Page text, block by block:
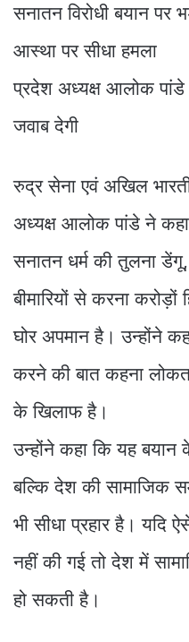
सनातन विरोधी बयान
आस्था पर सीधा हमला
प्रदेश अध्यक्ष आलोक
जवाब देगी
रुद्र सेना एवं अखिल
अध्यक्ष आलोक पांडे ने कहा
सनातन धर्म की तुलना
बीमारियों से करना
घोर अपमान है। उन्होंने
करने की बात कहना
के खिलाफ है।
उन्होंने कहा कि यह बयान
बल्कि देश की सामाजिक
भी सीधा प्रहार है। यदि
नहीं की गई तो देश में
हो सकती है।